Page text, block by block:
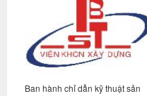
Ban hành chỉ dẫn kỹ thuật sản